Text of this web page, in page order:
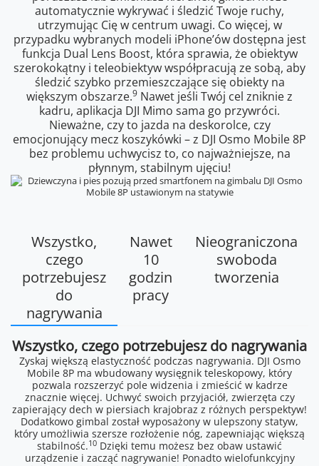
automatycznie wykrywać i śledzić Twoje ruchy,
utrzymując Cię w centrum uwagi. Co więcej, w
przypadku wybranych modeli iPhone’ów dostępna jest
funkcja Dual Lens Boost, która sprawia, że obiektyw
szerokokątny i teleobiektyw współpracują ze sobą, aby
śledzić szybko przemieszczające się obiekty na
większym obszarze.9 Nawet jeśli Twój cel zniknie z
kadru, aplikacja DJI Mimo sama go przywróci.
Nieważne, czy to jazda na deskorolce, czy
emocjonujący mecz koszykówki – z DJI Osmo Mobile 8P
bez problemu uchwycisz to, co najważniejsze, na
płynnym, stabilnym ujęciu!
Wszystko,
czego
potrzebujesz
do
nagrywania
Nawet
10
godzin
pracy
Nieograniczona
swoboda
tworzenia
Wszystko, czego potrzebujesz do nagrywania
Zyskaj większą elastyczność podczas nagrywania. DJI Osmo
Mobile 8P ma wbudowany wysięgnik teleskopowy, który
pozwala rozszerzyć pole widzenia i zmieścić w kadrze
znacznie więcej. Uchwyć swoich przyjaciół, zwierzęta czy
zapierający dech w piersiach krajobraz z różnych perspektyw!
Dodatkowo gimbal został wyposażony w ulepszony statyw,
który umożliwia szersze rozłożenie nóg, zapewniając większą
stabilność.10 Dzięki temu możesz bez obaw ustawić
urządzenie i zacząć nagrywanie! Ponadto wielofunkcyjny